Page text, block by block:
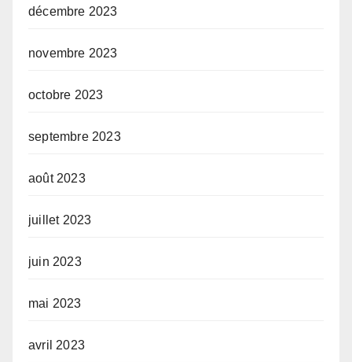
décembre 2023
novembre 2023
octobre 2023
septembre 2023
août 2023
juillet 2023
juin 2023
mai 2023
avril 2023